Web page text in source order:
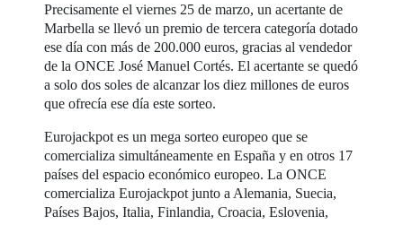
Precisamente el viernes 25 de marzo, un acertante de
Marbella se llevó un premio de tercera categoría dotado
ese día con más de 200.000 euros, gracias al vendedor
de la ONCE José Manuel Cortés. El acertante se quedó
a solo dos soles de alcanzar los diez millones de euros
que ofrecía ese día este sorteo.
Eurojackpot es un mega sorteo europeo que se
comercializa simultáneamente en España y en otros 17
países del espacio económico europeo. La ONCE
comercializa Eurojackpot junto a Alemania, Suecia,
Países Bajos, Italia, Finlandia, Croacia, Eslovenia,